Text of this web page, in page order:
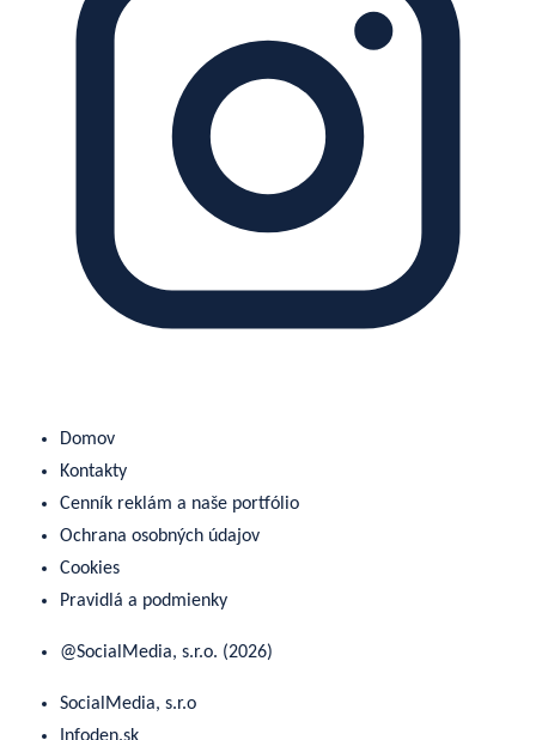
Domov
Kontakty
Cenník reklám a naše portfólio
Ochrana osobných údajov
Cookies
Pravidlá a podmienky
@SocialMedia, s.r.o. (2026)
SocialMedia, s.r.o